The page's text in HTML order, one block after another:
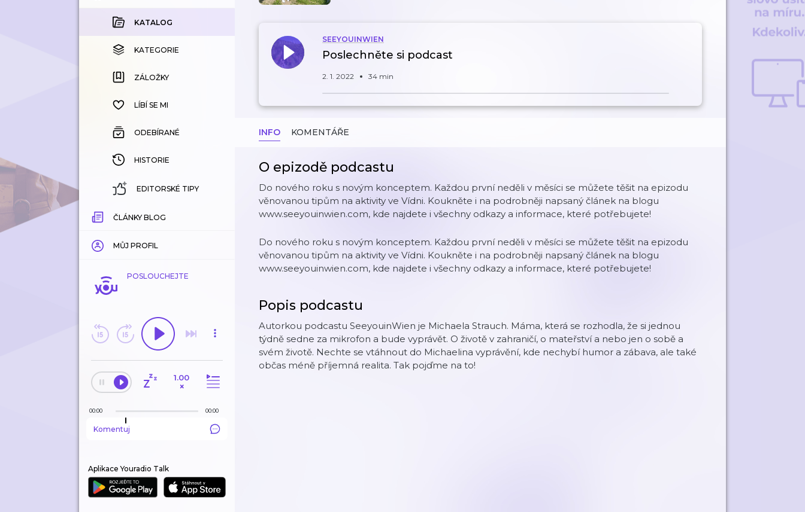
KOUPENÉ
KATEGORIE
ZÁLOŽKY
HISTORIE
KATALOG
KATEGORIE
ZÁLOŽKY
LÍBÍ SE MI
ODEBÍRANÉ
HISTORIE
EDITORSKÉ TIPY
ČLÁNKY BLOG
MŮJ PROFIL
POSLOUCHEJTE
1.00
×
00:00 00:00
Komentuj
Aplikace Youradio Talk
SEEYOUINWIEN
Poslechněte si podcast
2. 1. 2022 34 min
INFO KOMENTÁŘE
O epizodě podcastu
Do nového roku s novým konceptem. Každou první neděli v měsíci se můžete těšit na epizodu
věnovanou tipům na aktivity ve Vídni. Koukněte i na podrobněji napsaný článek na blogu
www.seeyouinwien.com, kde najdete i všechny odkazy a informace, které potřebujete!
Do nového roku s novým konceptem. Každou první neděli v měsíci se můžete těšit na epizodu
věnovanou tipům na aktivity ve Vídni. Koukněte i na podrobněji napsaný článek na blogu
www.seeyouinwien.com, kde najdete i všechny odkazy a informace, které potřebujete!
Popis podcastu
Autorkou podcastu SeeyouinWien je Michaela Strauch. Máma, která se rozhodla, že si jednou
týdně sedne za mikrofon a bude vyprávět. O životě v zahraničí, o mateřství a nebo jen o sobě a
svém životě. Nechte se vtáhnout do Michaelina vyprávění, kde nechybí humor a zábava, ale také
občas méně příjemná realita. Tak pojďme na to!